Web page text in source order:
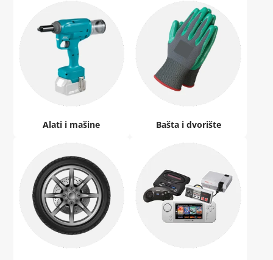
Alati i mašine Bašta i dvorište